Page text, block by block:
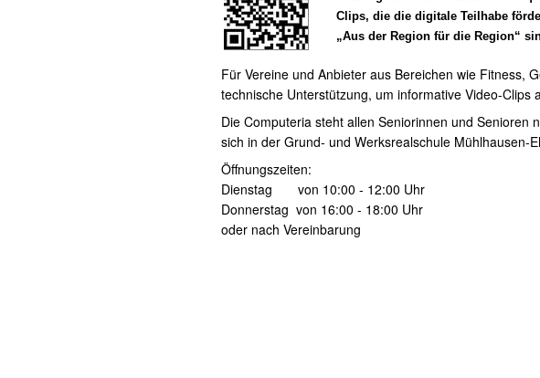
Clips, die die digitale Teilhabe
„Aus der Region für die Region“
Für Vereine und Anbieter aus Bereichen wie Fitness,
technische Unterstützung, um informative Video-Clips
Die Computeria steht allen Seniorinnen und Senioren
sich in der Grund- und Werksrealschule Mühlhausen-
Öffnungszeiten:
Dienstag von 10:00 - 12:00 Uhr
Donnerstag von 16:00 - 18:00 Uhr
oder nach Vereinbarung